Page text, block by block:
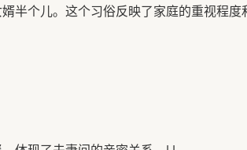
半个儿。这个习俗反映了家庭的重视程度